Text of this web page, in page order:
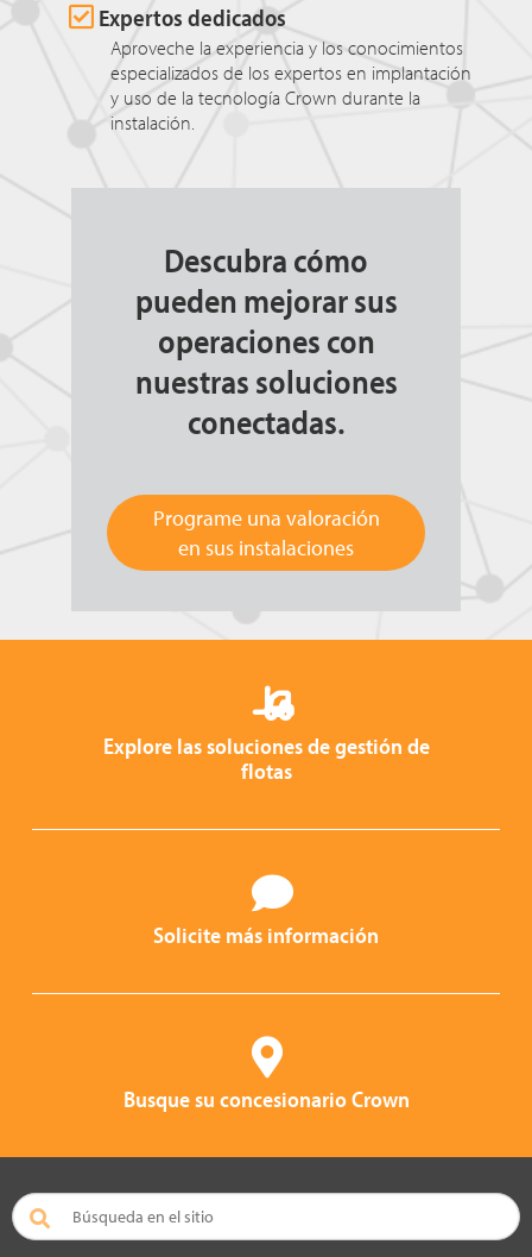
Expertos dedicados
Aproveche la experiencia y los conocimientos
especializados de los expertos en implantación
y uso de la tecnología Crown durante la
instalación.
Descubra cómo
pueden mejorar sus
operaciones con
nuestras soluciones
conectadas.
Programe una valoración
en sus instalaciones
Explore las soluciones de gestión de
flotas
Solicite más información
Busque su concesionario Crown